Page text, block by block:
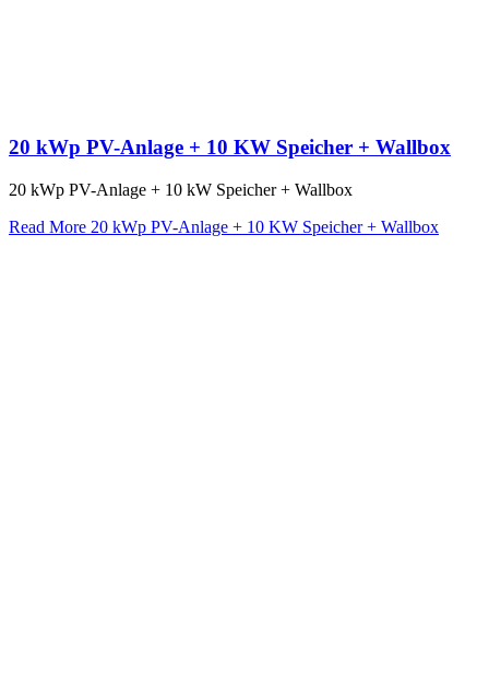
20 kWp PV-Anlage + 10 KW Speicher + Wallbox
20 kWp PV-Anlage + 10 kW Speicher + Wallbox
Read More 20 kWp PV-Anlage + 10 KW Speicher + Wallbox